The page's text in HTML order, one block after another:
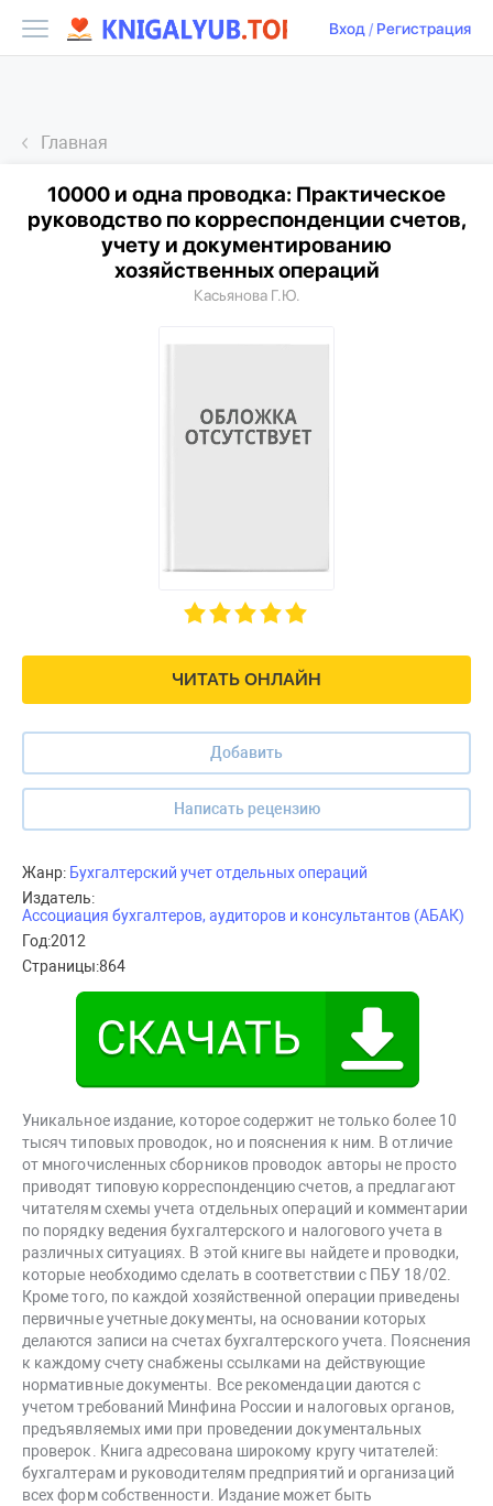
Вход/ Регистрация
Главная
ЧИТАТЬ ОНЛАЙН
Добавить
Написать рецензию
10000 и одна проводка: Практическое
руководство по корреспонденции счетов,
учету и документированию
хозяйственных операций
Касьянова Г.Ю.
Жанр: Бухгалтерский учет отдельных операций
Издатель:
Ассоциация бухгалтеров, аудиторов и консультантов (АБАК)
Год:2012
Страницы:864
Уникальное издание, которое содержит не только более 10
тысяч типовых проводок, но и пояснения к ним. В отличие
от многочисленных сборников проводок авторы не просто
приводят типовую корреспонденцию счетов, а предлагают
читателям схемы учета отдельных операций и комментарии
по порядку ведения бухгалтерского и налогового учета в
различных ситуациях. В этой книге вы найдете и проводки,
которые необходимо сделать в соответствии с ПБУ 18/02.
Кроме того, по каждой хозяйственной операции приведены
первичные учетные документы, на основании которых
делаются записи на счетах бухгалтерского учета. Пояснения
к каждому счету снабжены ссылками на действующие
нормативные документы. Все рекомендации даются с
учетом требований Минфина России и налоговых органов,
предъявляемых ими при проведении документальных
проверок. Книга адресована широкому кругу читателей:
бухгалтерам и руководителям предприятий и организаций
всех форм собственности. Издание может быть